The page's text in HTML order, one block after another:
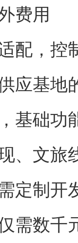
费用
配，控
应基地
基础功
、文旅
定制开
需数千